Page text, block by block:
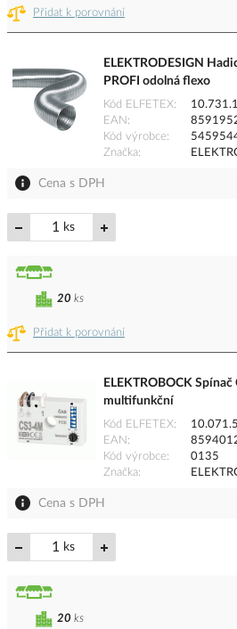
Přidat k porovnání
ELEKTRODESIGN
PROFI odolná flexo
Kód ELFETEX
EAN
Kód výrobce
Značka
Cena s DPH
ks
Přidat k porovnání
20 ks
ELEKTROBOCK
multifunkční
Kód ELFETEX
EAN
Kód výrobce
0135
Značka
Cena s DPH
ks
20 ks